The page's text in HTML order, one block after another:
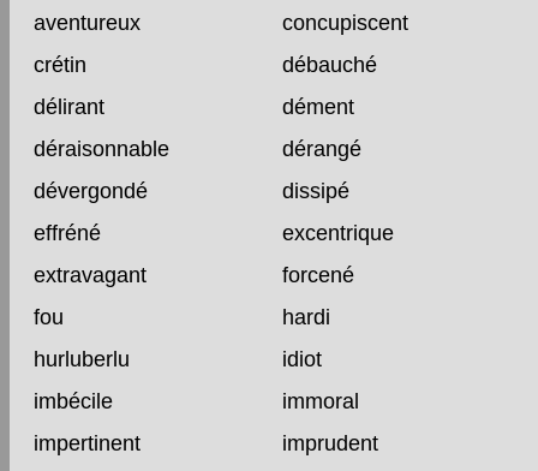
aventureux
concupiscent
crétin
débauché
délirant
dément
déraisonnable
dérangé
dévergondé
dissipé
effréné
excentrique
extravagant
forcené
fou
hardi
hurluberlu
idiot
imbécile
immoral
impertinent
imprudent